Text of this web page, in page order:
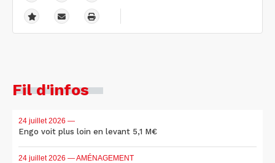
Fil d'infos
24 juillet 2026 —
Engo voit plus loin en levant 5,1 M€
24 juillet 2026 — AMÉNAGEMENT